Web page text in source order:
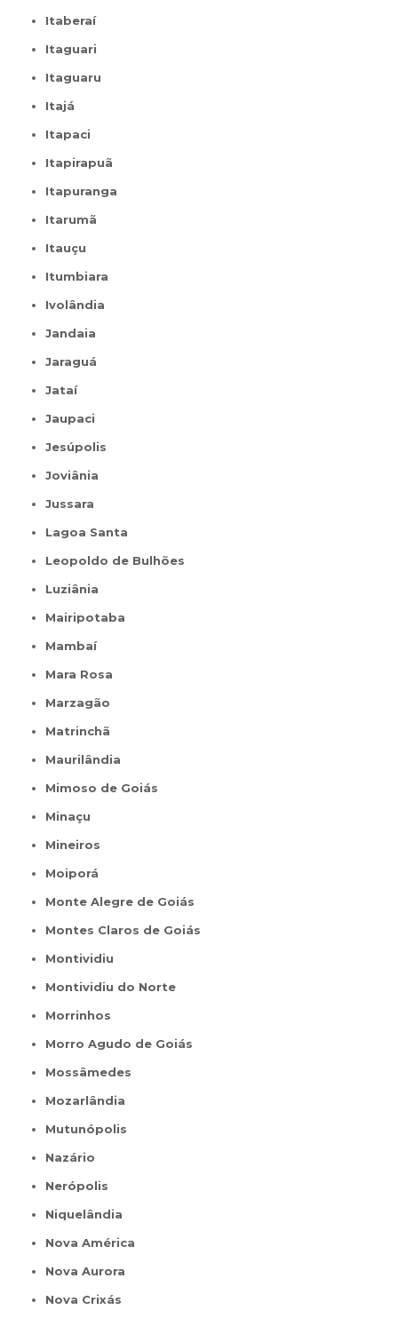
Itaberaí
Itaguari
Itaguaru
Itajá
Itapaci
Itapirapuã
Itapuranga
Itarumã
Itauçu
Itumbiara
Ivolândia
Jandaia
Jaraguá
Jataí
Jaupaci
Jesúpolis
Joviânia
Jussara
Lagoa Santa
Leopoldo de Bulhões
Luziânia
Mairipotaba
Mambaí
Mara Rosa
Marzagão
Matrinchã
Maurilândia
Mimoso de Goiás
Minaçu
Mineiros
Moiporá
Monte Alegre de Goiás
Montes Claros de Goiás
Montividiu
Montividiu do Norte
Morrinhos
Morro Agudo de Goiás
Mossâmedes
Mozarlândia
Mutunópolis
Nazário
Nerópolis
Niquelândia
Nova América
Nova Aurora
Nova Crixás